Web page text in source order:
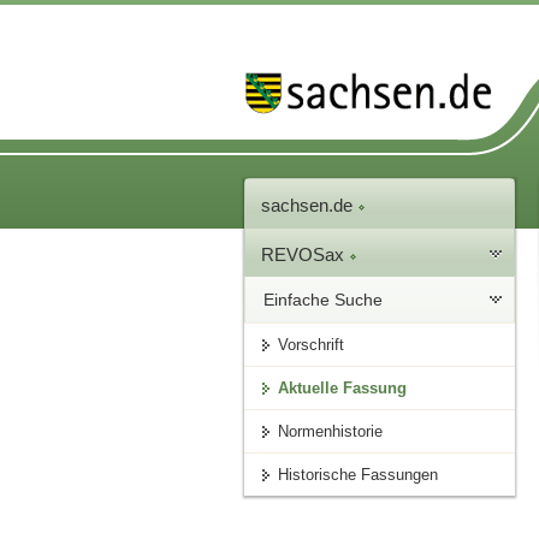
sachsen.de
REVOSax
Einfache Suche
Vorschrift
Aktuelle Fassung
Normenhistorie
Historische Fassungen